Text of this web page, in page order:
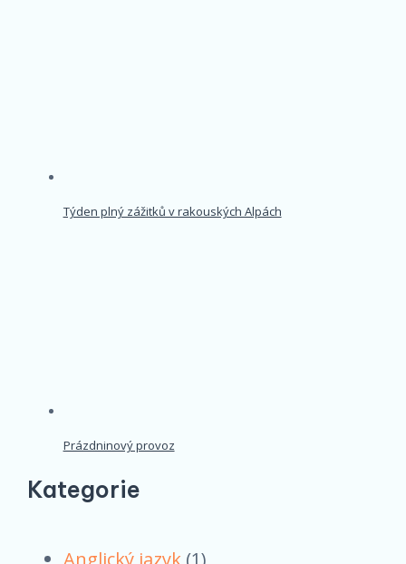
Týden plný zážitků v rakouských Alpách
Prázdninový provoz
Kategorie
Anglický jazyk (1)